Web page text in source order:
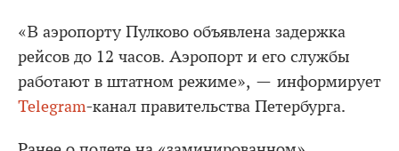
«В аэропорту Пулково объявлена задержка
рейсов до 12 часов. Аэропорт и его службы
работают в штатном режиме», — информирует
Telegram-канал правительства Петербурга.